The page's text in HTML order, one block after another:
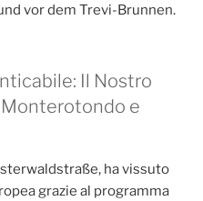
vor dem Trevi-Brunnen.
Il Nostro
Monterotondo e
ha vissuto
grazie al programma